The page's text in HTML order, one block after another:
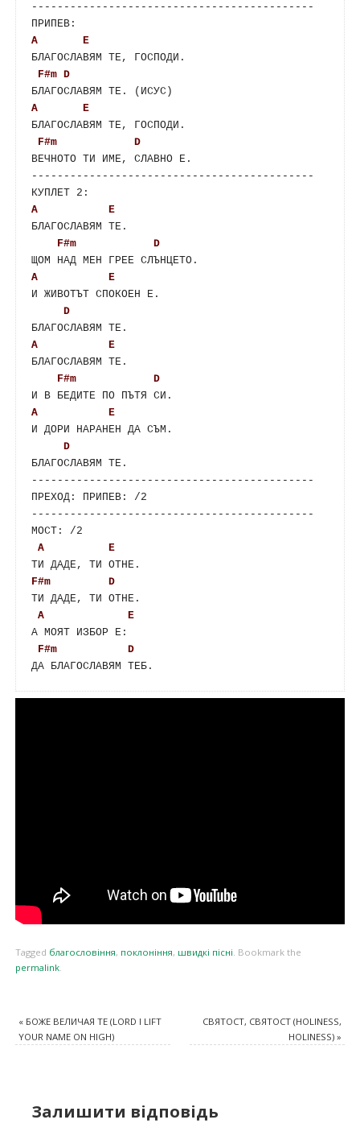
--------------------------------------------
A
E
F#m D
A
E
F#m
D
ВЕЧНОТО ТИ ИМЕ, СЛАВНО Е.
--------------------------------------------
A
E
F#m
D
A
E
D
A
E
F#m
D
A
E
D
БЛАГОСЛАВЯМ ТЕ.
--------------------------------------------
ПРЕХОД: ПРИПЕВ: /2
--------------------------------------------
A
E
F#m
D
A
E
F#m
D
Tagged благословіння, поклоніння, швидкі пісні. Bookmark the
permalink.
«БОЖЕ ВЕЛИЧАЯ ТЕ (LORD I LIFT
YOUR NAME ON HIGH)
СВЯТОСТ, СВЯТОСТ (HOLINESS,
HOLINESS)»
Залишити відповідь